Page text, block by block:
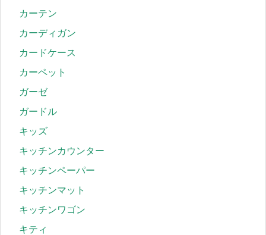
カーテン
カーディガン
カードケース
カーペット
ガーゼ
ガードル
キッズ
キッチンカウンター
キッチンペーパー
キッチンマット
キッチンワゴン
キティ